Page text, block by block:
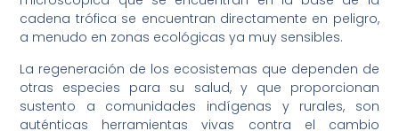
cadena trófica se encuentran directamente en peligro,
a menudo en zonas ecológicas ya muy sensibles.
La regeneración de los ecosistemas que dependen de
otras especies para su salud, y que proporcionan
sustento a comunidades indígenas y rurales, son
auténticas herramientas vivas contra el cambio